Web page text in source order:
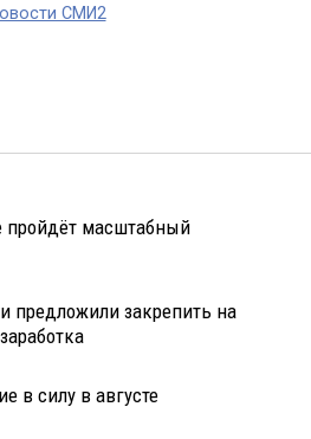
СМИ2
пройдёт масштабный
предложили закрепить на
в силу в августе